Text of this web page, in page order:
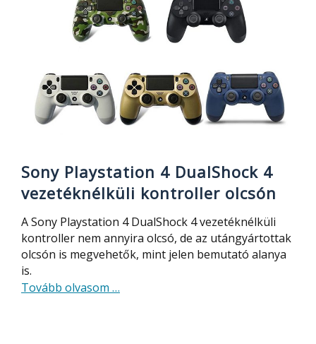
hátsó
autó
kamera
Sony Playstation 4 DualShock 4
vezetéknélküli kontroller olcsón
A Sony Playstation 4 DualShock 4 vezetéknélküli
kontroller nem annyira olcsó, de az utángyártottak
olcsón is megvehetők, mint jelen bemutató alanya
is.
Tovább olvasom about
…